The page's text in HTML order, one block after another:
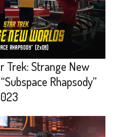
Trek: Strange New
Rhapsody”